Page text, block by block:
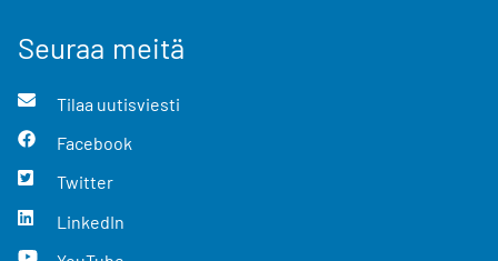
Seuraa meitä
Tilaa uutisviesti
Facebook
Twitter
LinkedIn